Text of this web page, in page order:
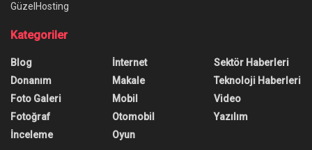
GüzelHosting
Kategoriler
Blog
Donanım
Foto Galeri
Fotoğraf
İnceleme
İnternet
Makale
Mobil
Otomobil
Oyun
Sektör Haberleri
Teknoloji Haberleri
Video
Yazılım